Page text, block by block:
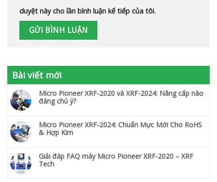
duyệt này cho lần bình luận kế tiếp của tôi.
Bài viết mới
Micro Pioneer XRF-2020 và XRF-2024: Nâng cấp nào
đáng chú ý?
Micro Pioneer XRF-2024: Chuẩn Mực Mới Cho RoHS
& Hợp Kim
Giải đáp FAQ máy Micro Pioneer XRF-2020 – XRF
Tech